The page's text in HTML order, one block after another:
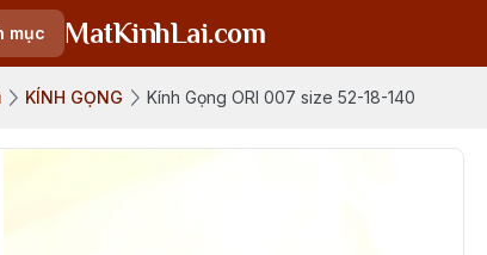
mục MatKinhLai.com
KÍNH GỌNG Kính Gọng ORI 007 size 52-18-140